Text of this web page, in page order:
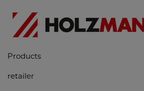
Products
retailer